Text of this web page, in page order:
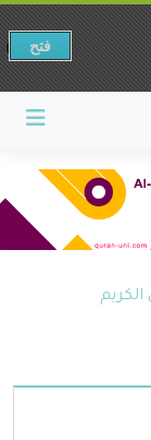
الكريم
فتح